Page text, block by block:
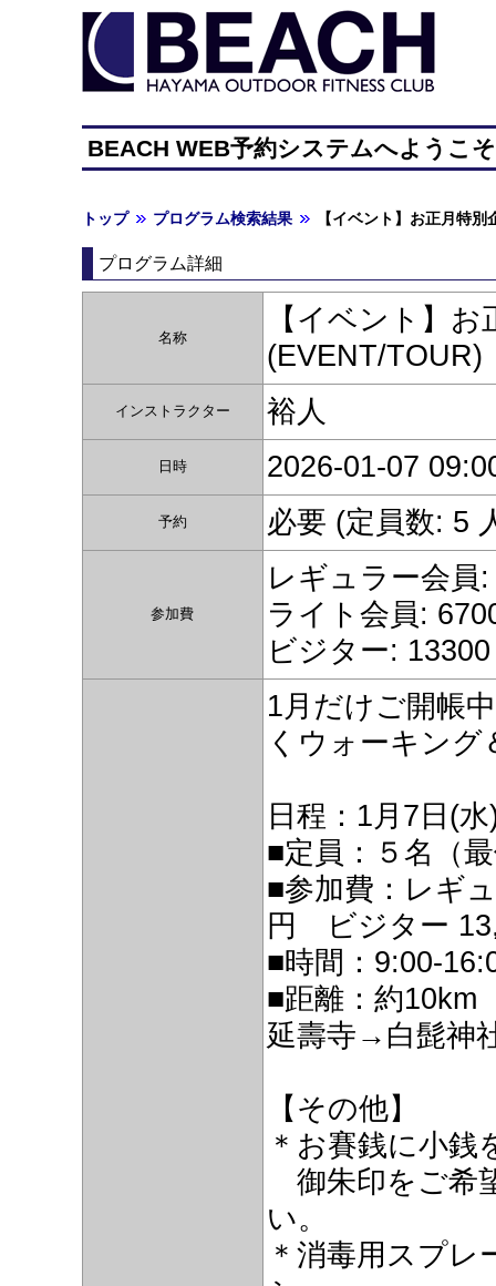
BEACH WEB予約システムへようこ
トップ プログラム検索結果 【イベント】お正月特別
プログラム詳細
名称
【イベント】
(EVENT/TOUR)
インストラクター 裕人
日時 2026-01-07
予約 必要 (定員数: 5
参加費
レギュラー会員
ライト会員:
ビジター:
1月だけご開帳
くウォーキン
日程：1月7日(水
■定員：５名（
■参加費：レギ
円 ビジター
■時間：9:00-
■距離：約10km
延壽寺→白髭神
【その他】
＊お賽銭に小銭
御朱印をご希
い。
＊消毒用スプ